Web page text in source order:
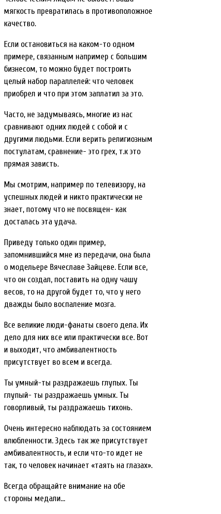
мягкость превратилась в противоположное
качество.
Если остановиться на каком-то одном
примере, связанным например с большим
бизнесом, то можно будет построить
целый набор параллелей: что человек
приобрел и что при этом заплатил за это.
Часто, не задумываясь, многие из нас
сравнивают одних людей с собой и с
другими людьми. Если верить религиозным
постулатам, сравнение- это грех, т.к это
прямая зависть.
Мы смотрим, например по телевизору, на
успешных людей и никто практически не
знает, потому что не посвящен- как
досталась эта удача.
Приведу только один пример,
запомнившийся мне из передачи, она была
о модельере Вячеславе Зайцеве. Если все,
что он создал, поставить на одну чашу
весов, то на другой будет то, что у него
дважды было воспаление мозга.
Все великие люди-фанаты своего дела. Их
дело для них все или практически все. Вот
и выходит, что амбивалентность
присутствует во всем и всегда.
Ты умный-ты раздражаешь глупых. Ты
глупый- ты раздражаешь умных. Ты
говорливый, ты раздражаешь тихонь.
Очень интересно наблюдать за состоянием
влюбленности. Здесь так же присутствует
амбивалентность, и если что-то идет не
так, то человек начинает «таять на глазах».
Всегда обращайте внимание на обе
стороны медали…